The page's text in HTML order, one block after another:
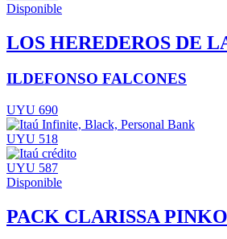
Disponible
LOS HEREDEROS DE
ILDEFONSO FALCONES
UYU 690
UYU 518
UYU 587
Disponible
PACK CLARISSA